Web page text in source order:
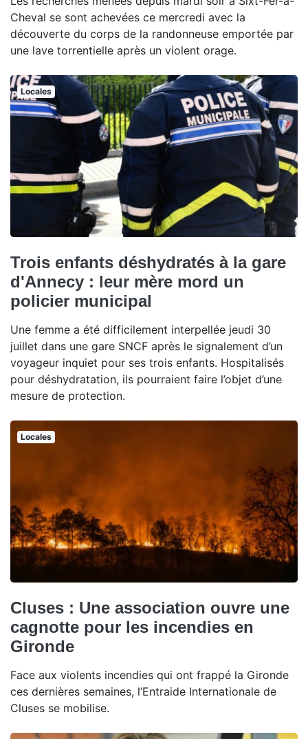
Cheval se sont achevées ce mercredi avec la
découverte du corps de la randonneuse emportée par
une lave torrentielle après un violent orage.
Locales
Trois enfants déshydratés à la gare
d'Annecy : leur mère mord un
policier municipal
Une femme a été difficilement interpellée jeudi 30
juillet dans une gare SNCF après le signalement d’un
voyageur inquiet pour ses trois enfants. Hospitalisés
pour déshydratation, ils pourraient faire l’objet d’une
mesure de protection.
Locales
Cluses : Une association ouvre une
cagnotte pour les incendies en
Gironde
Face aux violents incendies qui ont frappé la Gironde
ces dernières semaines, l’Entraide Internationale de
Cluses se mobilise.